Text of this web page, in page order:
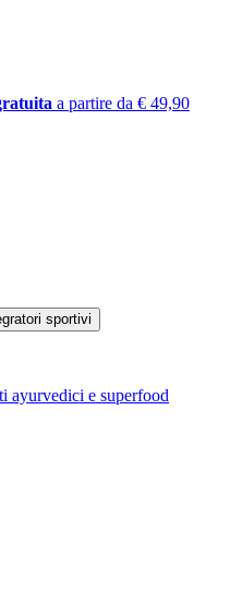
a partire da € 49,90
ayurvedici e superfood